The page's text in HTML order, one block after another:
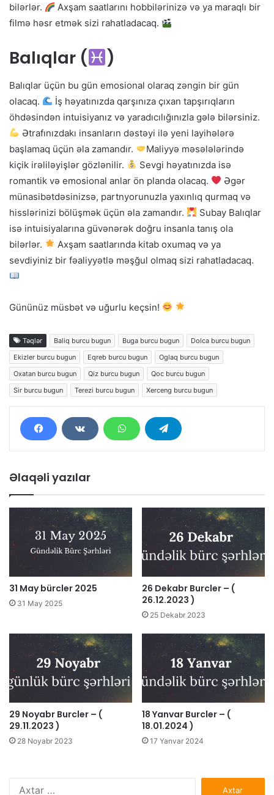
bilərlər.
Axşam saatlarını hobbilərinizə və ya maraqlı bir
filmə həsr etmək sizi rahatladacaq.
Balıqlar ( )
Balıqlar üçün bu gün emosional olaraq zəngin bir gün
olacaq.
İş həyatınızda qarşınıza çıxan tapşırıqların
öhdəsindən intuisiyanız və yaradıcılığınızla gələ bilərsiniz.
Ətrafınızdakı insanların dəstəyi ilə yeni layihələrə
başlamaq üçün əla zamandır.
Maliyyə məsələlərində
kiçik irəliləyişlər gözlənilir.
Sevgi həyatınızda isə
romantik və emosional anlar ön planda olacaq.
Əgər
münasibətdəsinizsə, partnyorunuzla yaxınlıq qurmaq və
hisslərinizi bölüşmək üçün əla zamandır.
Subay Balıqlar
isə intuisiyalarına güvənərək doğru insanla tanış ola
bilərlər.
Axşam saatlarında kitab oxumaq və ya
sevdiyiniz bir fəaliyyətlə məşğul olmaq sizi rahatladacaq.
Gününüz müsbət və uğurlu keçsin!
Təqlər Baliq burcu bugun Buga burcu bugun
Dolca burcu bugun
Ekizler burcu bugun
Eqreb burcu bugun
Oglaq burcu bugun
Oxatan burcu bugun
Qiz burcu bugun
Qoc burcu bugun
Sir burcu bugun
Terezi burcu bugun Xerceng burcu bugun
Əlaqəli yazılar
31 May bürcler 2025
31 May 2025
26 Dekabr Burcler – (
26.12.2023 )
25 Dekabr 2023
29 Noyabr Burcler – (
29.11.2023 )
28 Noyabr 2023
18 Yanvar Burcler – (
18.01.2024 )
17 Yanvar 2024